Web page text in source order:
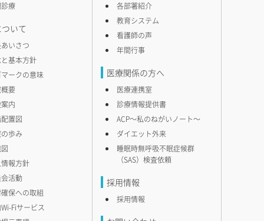
療
いて
いさつ
基本方針
マークの意味
要
内
置図
歩み
報方針
活動
保への取組
Fiサービス
各部署紹介
教育システム
看護師の声
年間行事
医療関係の方へ
医療連携室
診療情報提供書
ACP〜私のねがいノート〜
ダイエット外来
睡眠時無呼吸不眠症候群
（SAS）検査依頼
採用情報
採用情報